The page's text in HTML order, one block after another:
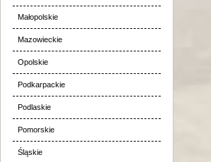
Małopolskie
Mazowieckie
Opolskie
Podkarpackie
Podlaskie
Pomorskie
Śląskie